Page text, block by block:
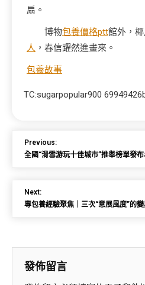
扇。
博物包養價格ptt館外，
人 ，春信躍然進畫來。
包養故事
TC:sugarpopular900
Previous:
全國“滑雪游玩十佳城市”推舉榜單發
Next:
專包養經驗聚焦｜三次“意展風度”的
發佈留言